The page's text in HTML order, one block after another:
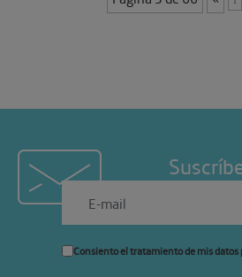
Consiento el tratamiento de mis